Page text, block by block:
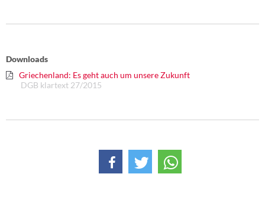
Downloads
Griechenland: Es geht auch um unsere Zukunft
DGB klartext 27/2015